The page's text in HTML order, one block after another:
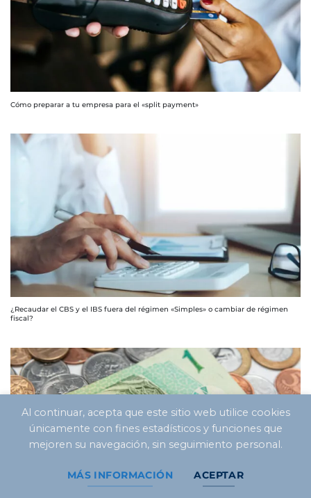
Cómo preparar a tu empresa para el «split payment»
¿Recaudar el CBS y el IBS fuera del régimen «Simples» o cambiar de régimen
fiscal?
Al continuar, acepta que este sitio web utilice cookies
únicamente con fines estadísticos y funciones que
mejoren su navegación, sin seguimiento personal.
MÁS INFORMACIÓN ACEPTAR